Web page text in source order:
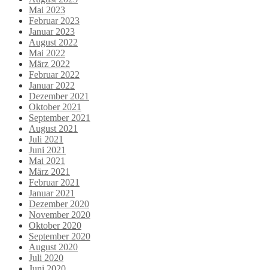
Mai 2023
Februar 2023
Januar 2023
August 2022
Mai 2022
März 2022
Februar 2022
Januar 2022
Dezember 2021
Oktober 2021
September 2021
August 2021
Juli 2021
Juni 2021
Mai 2021
März 2021
Februar 2021
Januar 2021
Dezember 2020
November 2020
Oktober 2020
September 2020
August 2020
Juli 2020